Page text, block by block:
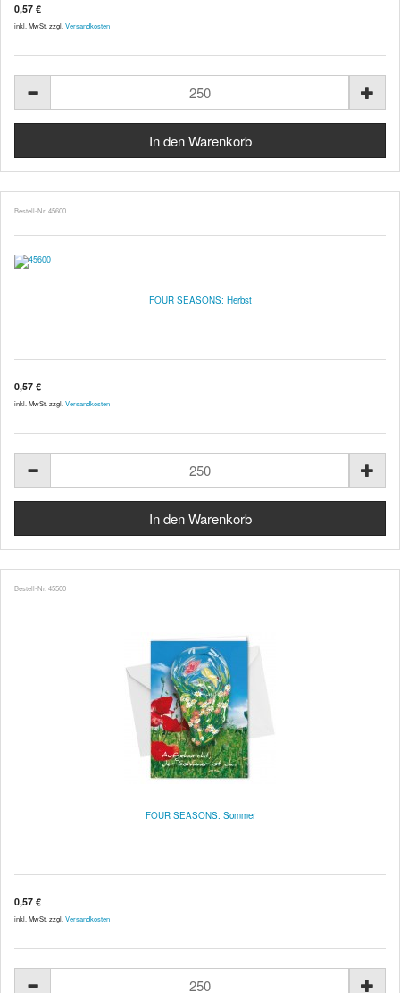
0,57 €
inkl. MwSt. zzgl. Versandkosten
Bestell-Nr. 45600
FOUR SEASONS: Herbst
0,57 €
inkl. MwSt. zzgl. Versandkosten
Bestell-Nr. 45500
FOUR SEASONS: Sommer
0,57 €
inkl. MwSt. zzgl. Versandkosten